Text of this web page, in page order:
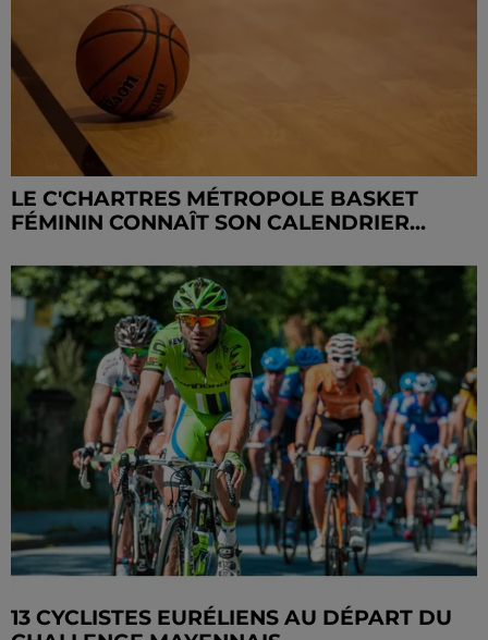
LE C'CHARTRES MÉTROPOLE BASKET
FÉMININ CONNAÎT SON CALENDRIER...
13 CYCLISTES EURÉLIENS AU DÉPART DU